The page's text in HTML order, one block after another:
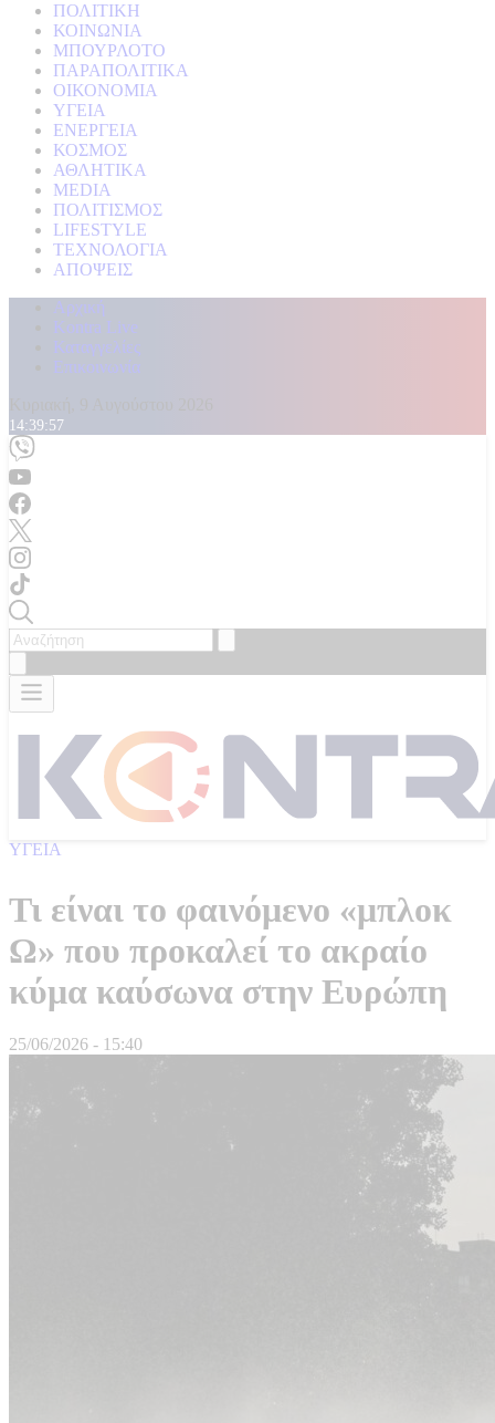
ΠΟΛΙΤΙΚΗ
ΚΟΙΝΩΝΙΑ
ΜΠΟΥΡΛΟΤΟ
ΠΑΡΑΠΟΛΙΤΙΚΑ
ΟΙΚΟΝΟΜΙΑ
ΥΓΕΙΑ
ΕΝΕΡΓΕΙΑ
ΚΟΣΜΟΣ
ΑΘΛΗΤΙΚΑ
MEDIA
ΠΟΛΙΤΙΣΜΟΣ
LIFESTYLE
ΤΕΧΝΟΛΟΓΙΑ
ΑΠΟΨΕΙΣ
Αρχική
Kontra Live
Καταγγελίες
Επικοινωνία
14:39:59
ΥΓΕΙΑ
Τι είναι το φαινόμενο «μπλοκ
Ω» που προκαλεί το ακραίο
κύμα καύσωνα στην Ευρώπη
25/06/2026 - 15:40